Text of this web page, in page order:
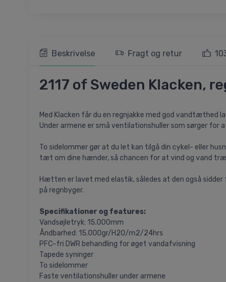
Beskrivelse Fragt og retur
2117 of Sweden Klacken,
Med Klacken får du en regnjakke med god vandtæthed
Under armene er små ventilationshuller som sørger for
To sidelommer gør at du let kan tilgå din cykel- eller
tæt om dine hænder, så chancen for at vind og vand
Hætten er lavet med elastik, således at den også
på regnbyger.
Specifikationer og features:
Vandsøjletryk: 15.000mm
Åndbarhed: 15.000gr/H2O/m2/24hrs
PFC-fri DWR behandling for øget vandafvisning
Tapede syninger
To sidelommer
Faste ventilationshuller under armene